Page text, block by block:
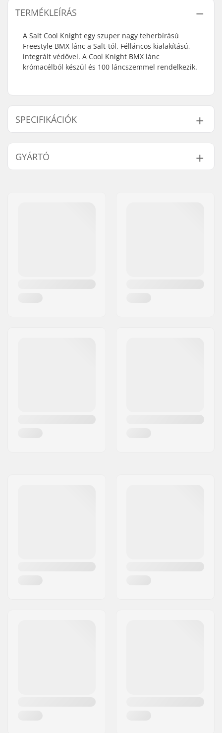
TERMÉKLEÍRÁS
A Salt Cool Knight egy szuper nagy teherbírású
Freestyle BMX lánc a Salt-tól. Félláncos kialakítású,
integrált védővel. A Cool Knight BMX lánc
krómacélból készül és 100 láncszemmel rendelkezik.
SPECIFIKÁCIÓK
Lánc típusa:
Half link
A Láncszemek Száma:
Súly:
351g
GYÁRTÓ